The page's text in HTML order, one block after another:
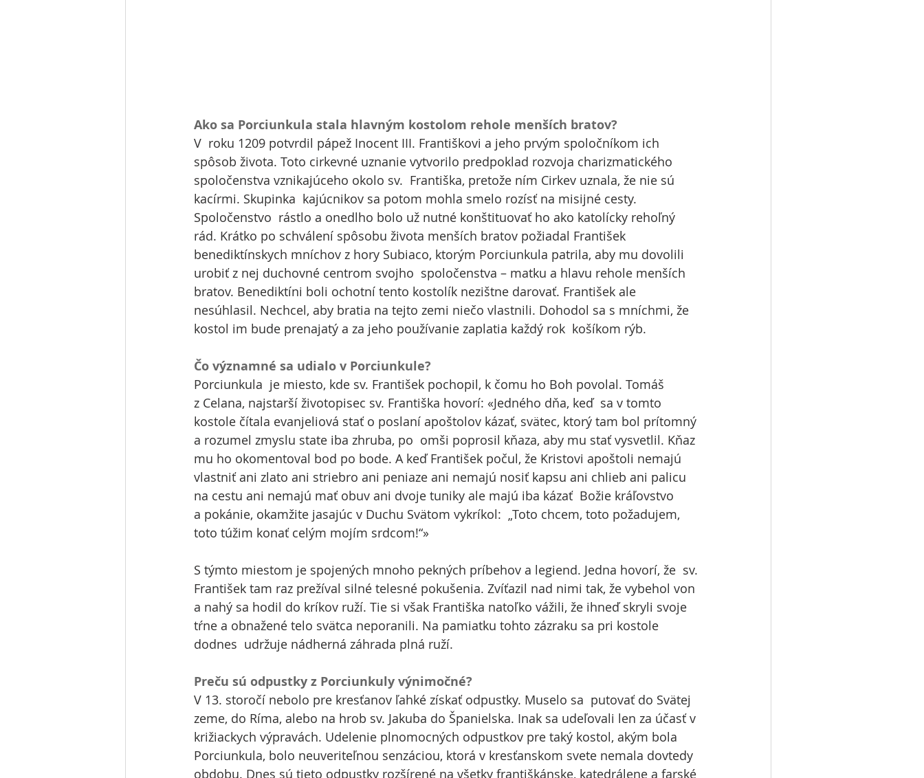
Ako sa Porciunkula stala hlavným kostolom rehole menších bratov?
V  roku 1209 potvrdil pápež Inocent III. Františkovi a jeho prvým spoločníkom ich
spôsob života. Toto cirkevné uznanie vytvorilo predpoklad rozvoja charizmatického
spoločenstva vznikajúceho okolo sv.  Františka, pretože ním Cirkev uznala, že nie sú
kacírmi. Skupinka  kajúcnikov sa potom mohla smelo rozísť na misijné cesty.
Spoločenstvo  rástlo a onedlho bolo už nutné konštituovať ho ako katolícky rehoľný
rád. Krátko po schválení spôsobu života menších bratov požiadal František
benediktínskych mníchov z hory Subiaco, ktorým Porciunkula patrila, aby mu dovolili
urobiť z nej duchovné centrom svojho  spoločenstva – matku a hlavu rehole menších
bratov. Benediktíni boli ochotní tento kostolík nezištne darovať. František ale
nesúhlasil. Nechcel, aby bratia na tejto zemi niečo vlastnili. Dohodol sa s mníchmi, že
kostol im bude prenajatý a za jeho používanie zaplatia každý rok  košíkom rýb.
Čo významné sa udialo v Porciunkule?
Porciunkula  je miesto, kde sv. František pochopil, k čomu ho Boh povolal. Tomáš
z Celana, najstarší životopisec sv. Františka hovorí: «Jedného dňa, keď  sa v tomto
kostole čítala evanjeliová stať o poslaní apoštolov kázať, svätec, ktorý tam bol prítomný
a rozumel zmyslu state iba zhruba, po  omši poprosil kňaza, aby mu stať vysvetlil. Kňaz
mu ho okomentoval bod po bode. A keď František počul, že Kristovi apoštoli nemajú
vlastniť ani zlato ani striebro ani peniaze ani nemajú nosiť kapsu ani chlieb ani palicu
na cestu ani nemajú mať obuv ani dvoje tuniky ale majú iba kázať  Božie kráľovstvo
a pokánie, okamžite jasajúc v Duchu Svätom vykríkol:  „Toto chcem, toto požadujem,
toto túžim konať celým mojím srdcom!“»
S týmto miestom je spojených mnoho pekných príbehov a legiend. Jedna hovorí, že  sv.
František tam raz prežíval silné telesné pokušenia. Zvíťazil nad nimi tak, že vybehol von
a nahý sa hodil do kríkov ruží. Tie si však Františka natoľko vážili, že ihneď skryli svoje
tŕne a obnažené telo svätca neporanili. Na pamiatku tohto zázraku sa pri kostole
dodnes  udržuje nádherná záhrada plná ruží.
Preču sú odpustky z Porciunkuly výnimočné?
V 13. storočí nebolo pre kresťanov ľahké získať odpustky. Muselo sa  putovať do Svätej
zeme, do Ríma, alebo na hrob sv. Jakuba do Španielska. Inak sa udeľovali len za účasť v
križiackych výpravách. Udelenie plnomocných odpustkov pre taký kostol, akým bola
Porciunkula, bolo neuveriteľnou senzáciou, ktorá v kresťanskom svete nemala dovtedy
obdobu. Dnes sú tieto odpustky rozšírené na všetky františkánske, katedrálene a farské